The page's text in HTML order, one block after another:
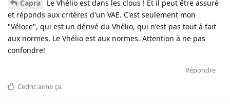
Capra
Le Vhélio est dans les clous ! Et il peut être assuré
et réponds aux critères d'un VAE. C'est seulement mon
"Véloce", qui est un dérivé du Vhélio, qui n'est pas tout à fait
aux normes. Le Vhélio est aux normes. Attention à ne pas
confondre!
Répondre
Cedricaime ça.